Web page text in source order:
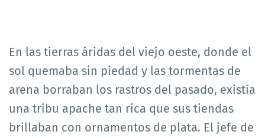
En las tierras áridas del viejo oeste, donde el
sol quemaba sin piedad y las tormentas de
arena borraban los rastros del pasado, existía
una tribu apache tan rica que sus tiendas
brillaban con ornamentos de plata. El jefe de